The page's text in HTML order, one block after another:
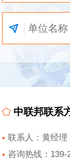
中联邦联系
联系人：黄经理
咨询热线：139-